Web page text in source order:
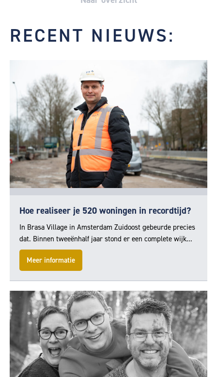
RECENT NIEUWS:
Hoe realiseer je 520 woningen in recordtijd?
In Brasa Village in Amsterdam Zuidoost gebeurde precies
dat. Binnen tweeënhalf jaar stond er een complete wijk...
Meer informatie